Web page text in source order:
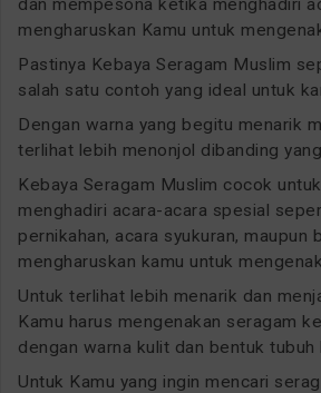
dan mempesona ketika menghadiri
mengharuskan Kamu untuk
Pastinya Kebaya Seragam Muslim
salah satu contoh yang ideal untuk
Dengan warna yang begitu menarik
terlihat lebih menonjol dibanding
Kebaya Seragam Muslim cocok
menghadiri acara-acara spesial
pernikahan, acara syukuran, maupun
mengharuskan kamu untuk
Untuk terlihat lebih menarik dan
Kamu harus mengenakan seragam
dengan warna kulit dan bentuk tubuh
Untuk Kamu yang ingin mencari